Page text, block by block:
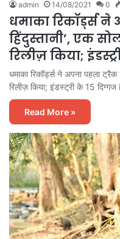
admin 14/08/2021 0
धमाका रिकॉर्ड्स ने
हिंदुस्तानी’, एक
रिलीज़ किया;
धमाका रिकॉर्ड्स ने अपना पहला
रिलीज़ किया; इंडस्ट्री के 15
Read More »